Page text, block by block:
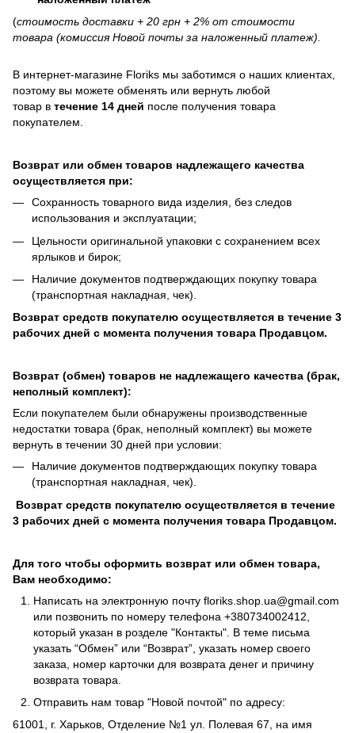
(стоимость доставки + 20 грн + 2% от стоимости
товара (комиссия Новой почты за наложенный платеж).
В интернет-магазине Floriks мы заботимся о наших клиентах,
поэтому вы можете обменять или вернуть любой
товар в течение 14 дней после получения товара
покупателем.
Возврат или обмен товаров надлежащего качества
осуществляется при:
Сохранность товарного вида изделия, без следов
использования и эксплуатации;
Цельности оригинальной упаковки с сохранением всех
ярлыков и бирок;
Наличие документов подтверждающих покупку товара
(транспортная накладная, чек).
Возврат средств покупателю осуществляется в течение 3
рабочих дней с момента получения товара Продавцом.
Возврат (обмен) товаров не надлежащего качества (брак,
неполный комплект):
Если покупателем были обнаружены производственные
недостатки товара (брак, неполный комплект) вы можете
вернуть в течении 30 дней при условии:
Наличие документов подтверждающих покупку товара
(транспортная накладная, чек).
Возврат средств покупателю осуществляется в течение
3 рабочих дней с момента получения товара Продавцом.
Для того чтобы оформить возврат или обмен товара,
Вам необходимо:
Написать на электронную почту floriks.shop.ua@gmail.com
или позвонить по номеру телефона +380734002412
который указан в розделе "Контакты" . В теме письма
указать “Обмен” или “Возврат”, указать номер своего
заказа, номер карточки для возврата денег и причину
возврата товара.
Отправить нам товар "Новой почтой" по адресу:
61001, г. Харьков, Отделение №1 ул. Полевая 67, на имя